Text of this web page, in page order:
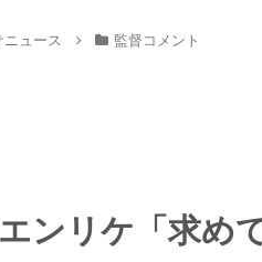
ニュース 監督コメント
ンリケ「求め